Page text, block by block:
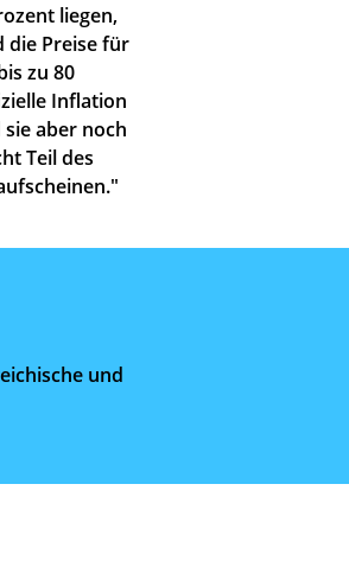
liegen,
die Preise für
zu 80
Inflation
aber noch
Teil des
und